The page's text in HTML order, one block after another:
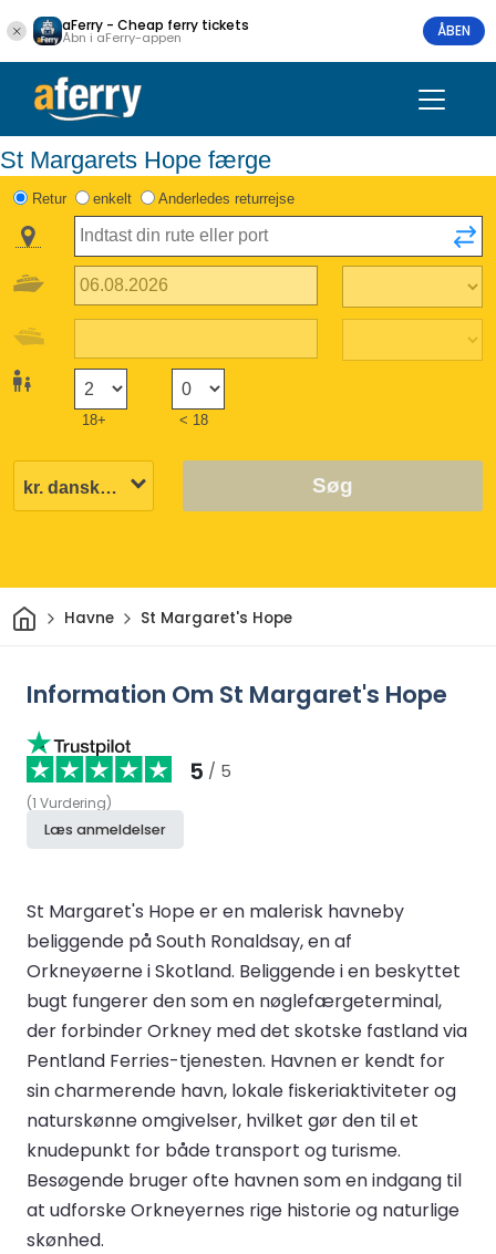
aFerry - Cheap ferry tickets
Åbn i aFerry-appen ÅBEN
St Margarets Hope færge
Retur enkelt Anderledes returrejse
18+ < 18
Søg
HjemHavne St Margaret's Hope
Information Om St Margaret's Hope
5 / 5
(1 Vurdering)
Læs anmeldelser
St Margaret's Hope er en malerisk havneby
beliggende på South Ronaldsay, en af
Orkneyøerne i Skotland. Beliggende i en beskyttet
bugt fungerer den som en nøglefærgeterminal,
der forbinder Orkney med det skotske fastland via
Pentland Ferries-tjenesten. Havnen er kendt for
sin charmerende havn, lokale fiskeriaktiviteter og
naturskønne omgivelser, hvilket gør den til et
knudepunkt for både transport og turisme.
Besøgende bruger ofte havnen som en indgang til
at udforske Orkneyernes rige historie og naturlige
skønhed.